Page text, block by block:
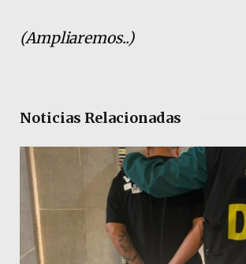
(Ampliaremos..)
Noticias Relacionadas